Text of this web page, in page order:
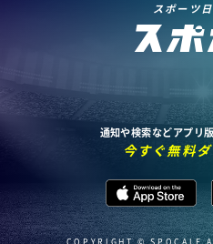
スポーツ
通知や検索などアプリ
今すぐ無料